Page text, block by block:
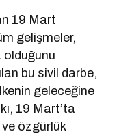
19 Mart
gelişmeler,
olduğunu
bu sivil darbe,
geleceğine
19 Mart’ta
özgürlük